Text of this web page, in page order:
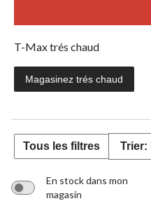
T-Max trés chaud
Magasinez trés chaud
Tous les filtres Trier:
En stock dans mon
magasin